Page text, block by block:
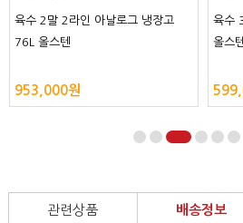
육수 8말 외통 아날로그 냉장고
155L 올스텐
1,199,000원
육수
210L
관련상품 배송정보